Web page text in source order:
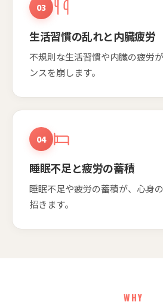
03
生活習慣の乱れと内臓疲労
不規則な生活習慣や内臓の疲労
ンスを崩します。
04
睡眠不足と疲労の蓄積
睡眠不足や疲労の蓄積が、心身
招きます。
WHY